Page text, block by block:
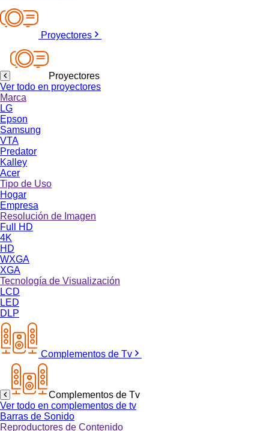
Proyectores
Proyectores
Ver todo en proyectores
Marca
LG
Epson
Samsung
VTA
Predator
Kalley
Acer
Tipo de Uso
Hogar
Empresa
Resolución de Imagen
Full HD
4K
HD
WXGA
XGA
Tecnología de Visualización
LCD
LED
DLP
Complementos de Tv
Complementos de Tv
Ver todo en complementos de tv
Barras de Sonido
Reproductores de Contenido